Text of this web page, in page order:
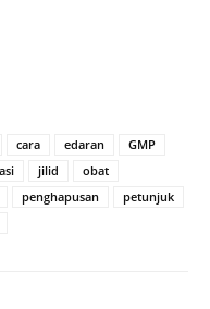
cara edaran
GMP
jilid
obat
penghapusan
petunjuk